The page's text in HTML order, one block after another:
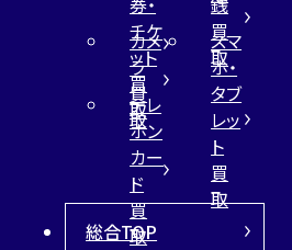
チケ
ット
買
取
買
取
カメ
ラ
買
取
スマ
ホ・
タブ
レッ
ト
買
取
テレ
ホン
カー
ド
買
取
総合TOP